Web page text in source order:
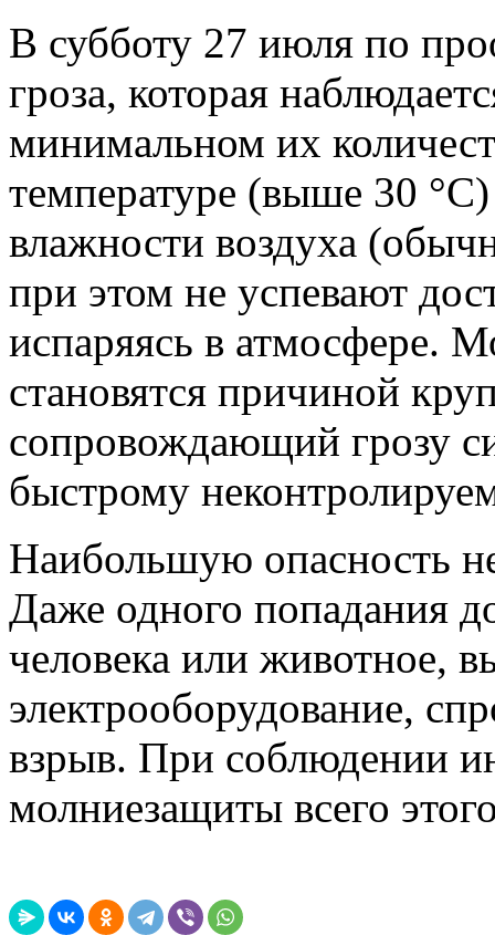
В субботу 27 июля по
гроза, которая
минимальном их
температуре (выше 30
влажности воздуха
при этом не успевают
испаряясь в атмосфере.
становятся причиной
сопровождающий грозу
быстрому
Наибольшую опасность
Даже одного попадания
человека или животное,
электрооборудование,
взрыв. При соблюдении
молниезащиты всего